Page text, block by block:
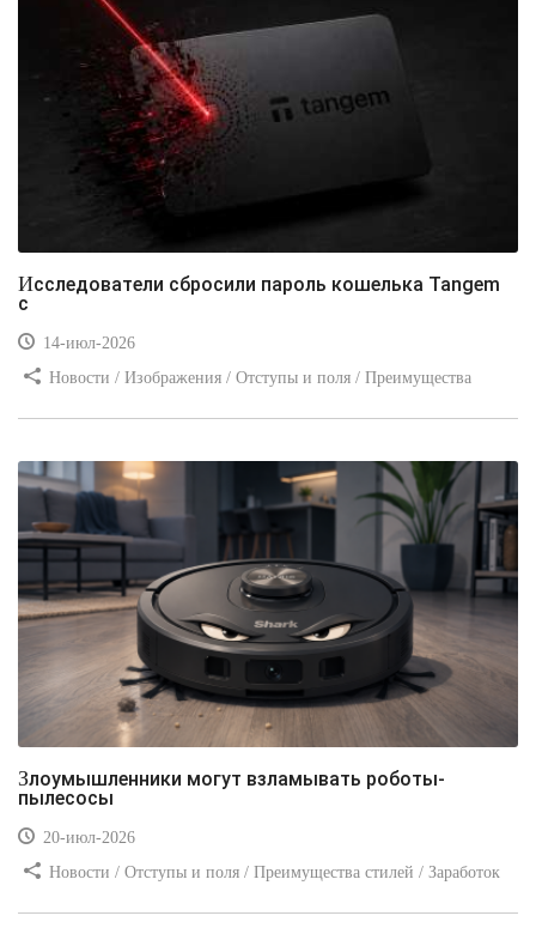
Исследователи сбросили пароль кошелька Tangem
с
14-июл-2026
Новости / Изображения / Отступы и поля / Преимущества
Злоумышленники могут взламывать роботы-
пылесосы
20-июл-2026
Новости / Отступы и поля / Преимущества стилей / Заработок